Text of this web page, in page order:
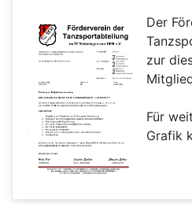
Der
zur
Für
Grafik